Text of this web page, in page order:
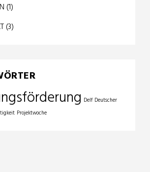
(1)
(3)
Delf Deutscher
Projektwoche